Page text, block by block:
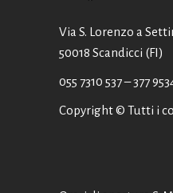
Via S. Lorenzo a
50018 Scandicci (FI)
055 7310 537– 377
Copyright © Tutti i